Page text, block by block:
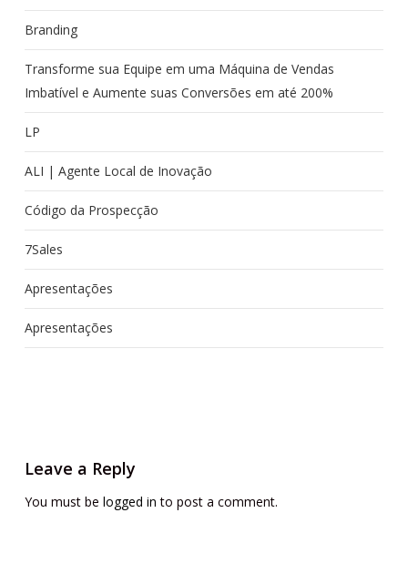
Branding
Transforme sua Equipe em uma Máquina de Vendas
Imbatível e Aumente suas Conversões em até 200%
LP
ALI | Agente Local de Inovação
Código da Prospecção
7Sales
Apresentações
Apresentações
Leave a Reply
You must be logged in to post a comment.